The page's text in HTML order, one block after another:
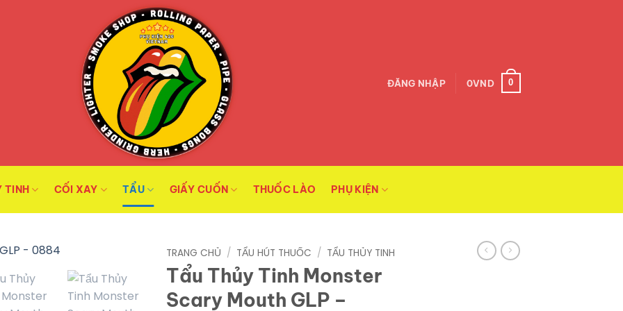
ĐĂNG NHẬP 0VND 0
TINH CỐI XAY TẨU GIẤY CUỐN THUỐC LÀO PHỤ KIỆN
TRANG CHỦ / TẨU HÚT THUỐC / TẨU THỦY TINH
Tẩu Thủy Tinh Monster
Scary Mouth GLP –